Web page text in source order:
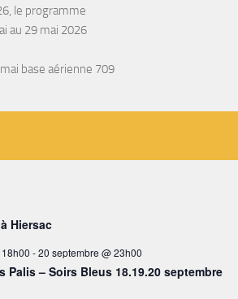
le programme
au 29 mai 2026
base aérienne 709
Hiersac
-20 septembre @ 23h00
Palis – Soirs Bleus 18.19.20 septembre